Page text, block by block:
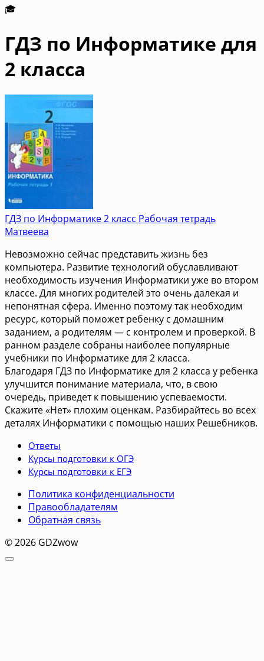
🎓
ГДЗ по Информатике для
2 класса
ГДЗ по Информатике 2 класс Рабочая тетрадь
Матвеева
Невозможно сейчас представить жизнь без
компьютера. Развитие технологий обуславливают
необходимость изучения Информатики уже во втором
классе. Для многих родителей это очень далекая и
непонятная сфера. Именно поэтому так необходим
ресурс, который поможет ребенку с домашним
заданием, а родителям — с контролем и проверкой. В
ранном разделе собраны наиболее популярные
учебники по Информатике для 2 класса.
Благодаря ГДЗ по Информатике для 2 класса у ребенка
улучшится понимание материала, что, в свою
очередь, приведет к повышению успеваемости.
Скажите «Нет» плохим оценкам. Разбирайтесь во всех
деталях Информатики с помощью наших Решебников.
Ответы
Курсы подготовки к ОГЭ
Курсы подготовки к ЕГЭ
Политика конфиденциальности
Правообладателям
Обратная связь
© 2026 GDZwow